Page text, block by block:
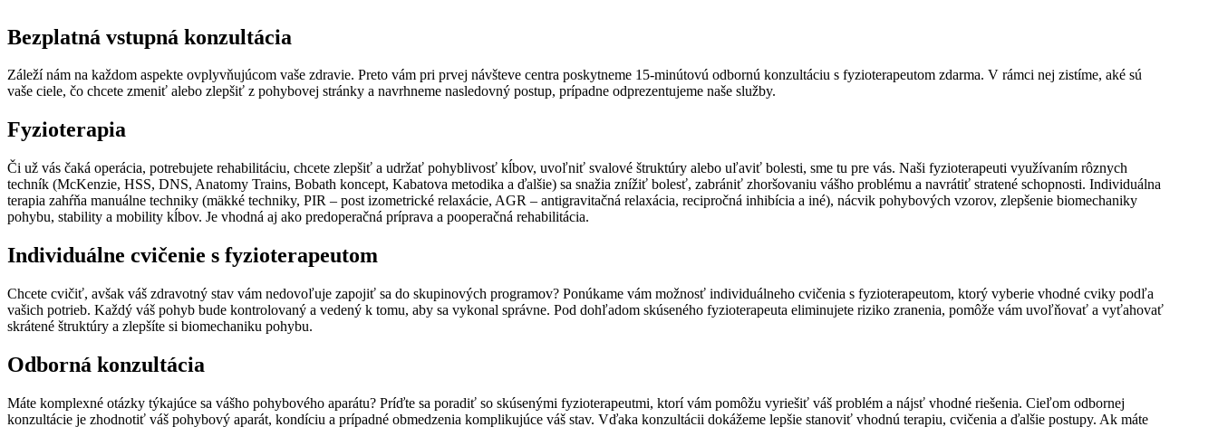
Bezplatná vstupná konzultácia
Záleží nám na každom aspekte ovplyvňujúcom vaše zdravie. Preto vám pri prvej návšteve centra poskytneme 15-minútovú odbornú konzultáciu s fyzioterapeutom zdarma. V rámci nej zistíme, aké sú
vaše ciele, čo chcete zmeniť alebo zlepšiť z pohybovej stránky a navrhneme nasledovný postup, prípadne odprezentujeme naše služby.
Fyzioterapia
Či už vás čaká operácia, potrebujete rehabilitáciu, chcete zlepšiť a udržať pohyblivosť kĺbov, uvoľniť svalové štruktúry alebo uľaviť bolesti, sme tu pre vás. Naši fyzioterapeuti využívaním rôznych
techník (McKenzie, HSS, DNS, Anatomy Trains, Bobath koncept, Kabatova metodika a ďalšie) sa snažia znížiť bolesť, zabrániť zhoršovaniu vášho problému a navrátiť stratené schopnosti. Individuálna
terapia zahŕňa manuálne techniky (mäkké techniky, PIR – post izometrické relaxácie, AGR – antigravitačná relaxácia, recipročná inhibícia a iné), nácvik pohybových vzorov, zlepšenie biomechaniky
pohybu, stability a mobility kĺbov. Je vhodná aj ako predoperačná príprava a pooperačná rehabilitácia.
Individuálne cvičenie s fyzioterapeutom
Chcete cvičiť, avšak váš zdravotný stav vám nedovoľuje zapojiť sa do skupinových programov? Ponúkame vám možnosť individuálneho cvičenia s fyzioterapeutom, ktorý vyberie vhodné cviky podľa
vašich potrieb. Každý váš pohyb bude kontrolovaný a vedený k tomu, aby sa vykonal správne. Pod dohľadom skúseného fyzioterapeuta eliminujete riziko zranenia, pomôže vám uvoľňovať a vyťahovať
skrátené štruktúry a zlepšíte si biomechaniku pohybu.
Odborná konzultácia
Máte komplexné otázky týkajúce sa vášho pohybového aparátu? Príďte sa poradiť so skúsenými fyzioterapeutmi, ktorí vám pomôžu vyriešiť váš problém a nájsť vhodné riešenia. Cieľom odbornej
konzultácie je zhodnotiť váš pohybový aparát, kondíciu a prípadné obmedzenia komplikujúce váš stav. Vďaka konzultácii dokážeme lepšie stanoviť vhodnú terapiu, cvičenia a ďalšie postupy. Ak máte